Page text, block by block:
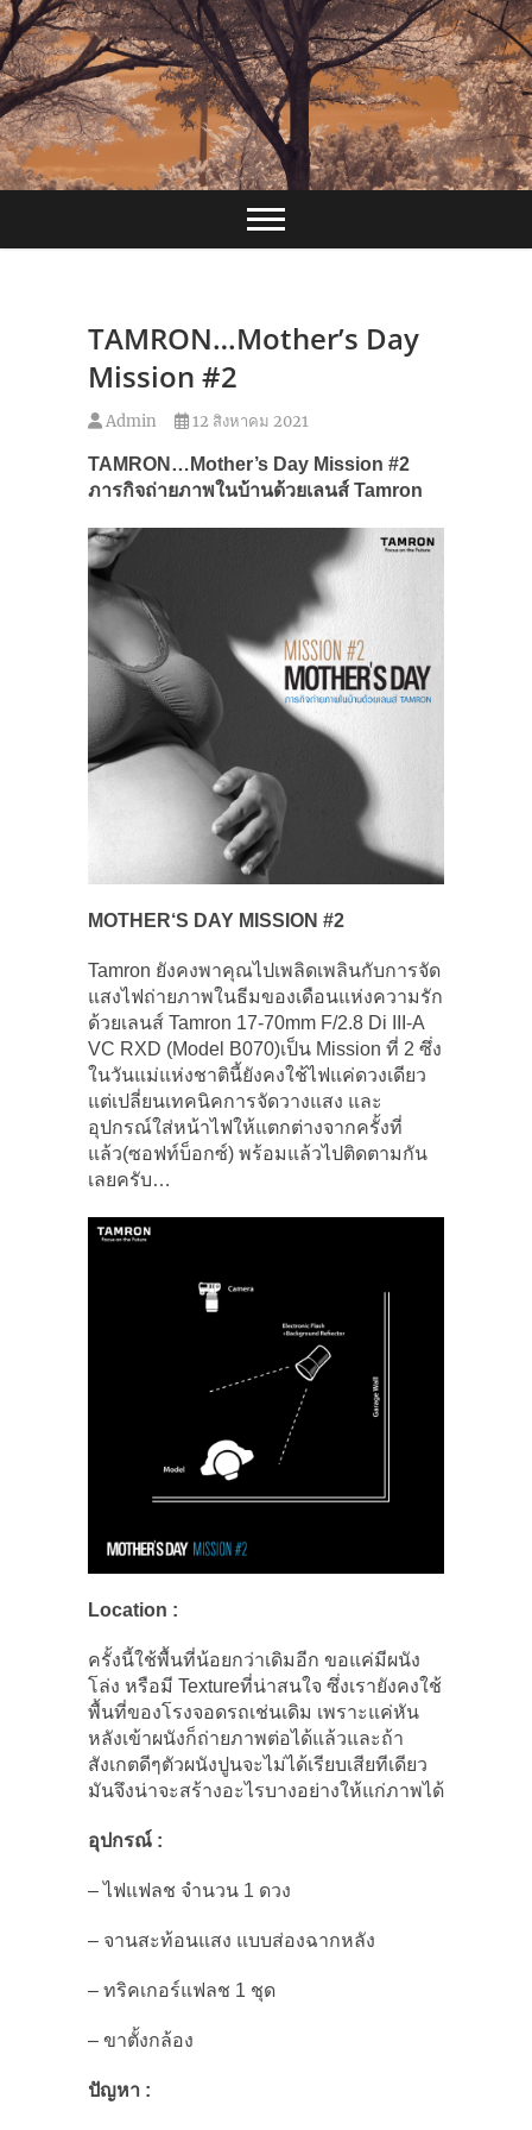
Skip
to
content
TAMRON…Mother’s Day
Mission #2
Admin 12 สิงหาคม 2021
TAMRON…Mother’s Day Mission #2
ภารกิจถ่ายภาพในบ้านด้วยเลนส์ Tamron
MOTHER‘S DAY MISSION #2
Tamron ยังคงพาคุณไปเพลิดเพลินกับการจัด
แสงไฟถ่ายภาพในธีมของเดือนแห่งความรัก
ด้วยเลนส์ Tamron 17-70mm F/2.8 Di III-A
VC RXD (Model B070)เป็น Mission ที่ 2 ซึ่ง
ในวันแม่แห่งชาตินี้ยังคงใช้ไฟแค่ดวงเดียว
แต่เปลี่ยนเทคนิคการจัดวางแสง และ
อุปกรณ์ใส่หน้าไฟให้แตกต่างจากครั้งที่
แล้ว(ซอฟท์บ็อกซ์) พร้อมแล้วไปติดตามกัน
เลยครับ…
Location :
ครั้งนี้ใช้พื้นที่น้อยกว่าเดิมอีก ขอแค่มีผนัง
โล่ง หรือมี Textureที่น่าสนใจ ซึ่งเรายังคงใช้
พื้นที่ของโรงจอดรถเช่นเดิม เพราะแค่หัน
หลังเข้าผนังก็ถ่ายภาพต่อได้แล้วและถ้า
สังเกตดีๆตัวผนังปูนจะไม่ได้เรียบเสียทีเดียว
มันจึงน่าจะสร้างอะไรบางอย่างให้แก่ภาพได้
อุปกรณ์ :
– ไฟแฟลช จำนวน 1 ดวง
– จานสะท้อนแสง แบบส่องฉากหลัง
– ทริคเกอร์แฟลช 1 ชุด
– ขาตั้งกล้อง
ปัญหา :